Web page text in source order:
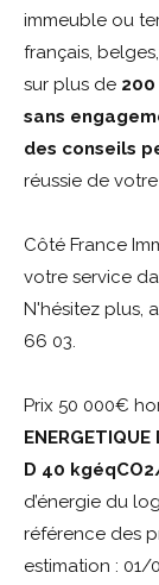
immeuble ou
français,
sur plus de
sans
des conseils
réussie de
Côté France
votre service
N'hésitez plus,
66 03.
Prix 50 000€
D 40
d’énergie du
référence des
estimation : 01/